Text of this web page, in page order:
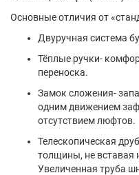
Основные отличия от
Двуручная система
Тёплые ручки-
переноска.
Замок сложения-
одним движением
отсутствием люфтов.
Телескопическая
толщины, не вставая
Увеличенная труба